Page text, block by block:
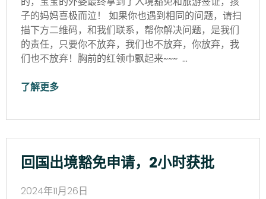
子的妈妈喜极而泣！ 如果你也遇到相同的问题，请扫
描下方二维码，和我们联系，帮你解决问题，是我们
的责任，只要你不放弃，我们也不放弃，你放弃，我
们也不放弃！胸前的红领巾飘起来~~~ …
了解更多
回国出境豁免申请，2小时获批
2024年11月26日